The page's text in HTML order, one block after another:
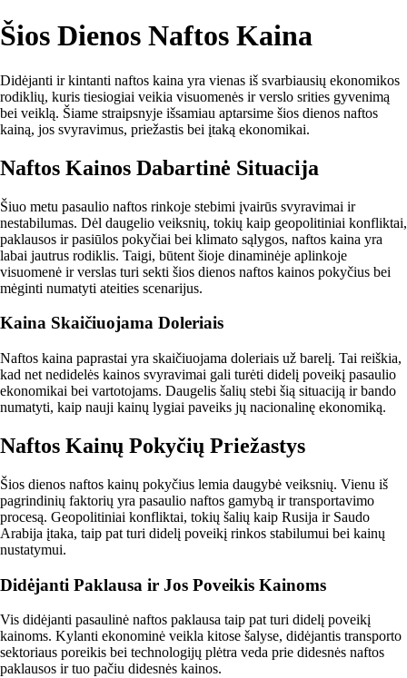
Šios Dienos Naftos Kaina
Didėjanti ir kintanti naftos kaina yra vienas iš svarbiausių ekonomikos
rodiklių, kuris tiesiogiai veikia visuomenės ir verslo srities gyvenimą
bei veiklą. Šiame straipsnyje išsamiau aptarsime šios dienos naftos
kainą, jos svyravimus, priežastis bei įtaką ekonomikai.
Naftos Kainos Dabartinė Situacija
Šiuo metu pasaulio naftos rinkoje stebimi įvairūs svyravimai ir
nestabilumas. Dėl daugelio veiksnių, tokių kaip geopolitiniai konfliktai,
paklausos ir pasiūlos pokyčiai bei klimato sąlygos, naftos kaina yra
labai jautrus rodiklis. Taigi, būtent šioje dinaminėje aplinkoje
visuomenė ir verslas turi sekti šios dienos naftos kainos pokyčius bei
mėginti numatyti ateities scenarijus.
Kaina Skaičiuojama Doleriais
Naftos kaina paprastai yra skaičiuojama doleriais už barelį. Tai reiškia,
kad net nedidelės kainos svyravimai gali turėti didelį poveikį pasaulio
ekonomikai bei vartotojams. Daugelis šalių stebi šią situaciją ir bando
numatyti, kaip nauji kainų lygiai paveiks jų nacionalinę ekonomiką.
Naftos Kainų Pokyčių Priežastys
Šios dienos naftos kainų pokyčius lemia daugybė veiksnių. Vienu iš
pagrindinių faktorių yra pasaulio naftos gamybą ir transportavimo
procesą. Geopolitiniai konfliktai, tokių šalių kaip Rusija ir Saudo
Arabija įtaka, taip pat turi didelį poveikį rinkos stabilumui bei kainų
nustatymui.
Didėjanti Paklausa ir Jos Poveikis Kainoms
Vis didėjanti pasaulinė naftos paklausa taip pat turi didelį poveikį
kainoms. Kylanti ekonominė veikla kitose šalyse, didėjantis transporto
sektoriaus poreikis bei technologijų plėtra veda prie didesnės naftos
paklausos ir tuo pačiu didesnės kainos.